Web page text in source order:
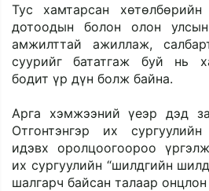
Тус хамтарсан
дотоодын болон олон
амжилттай ажиллаж,
суурийг бататгаж буй нь
бодит үр дүн болж байна.
Арга хэмжээний үеэр дэд
Отгонтэнгэр их
идэвх оролцоогоороо
их сургуулийн “шилдгийн
шалгарч байсан талаар онцлон